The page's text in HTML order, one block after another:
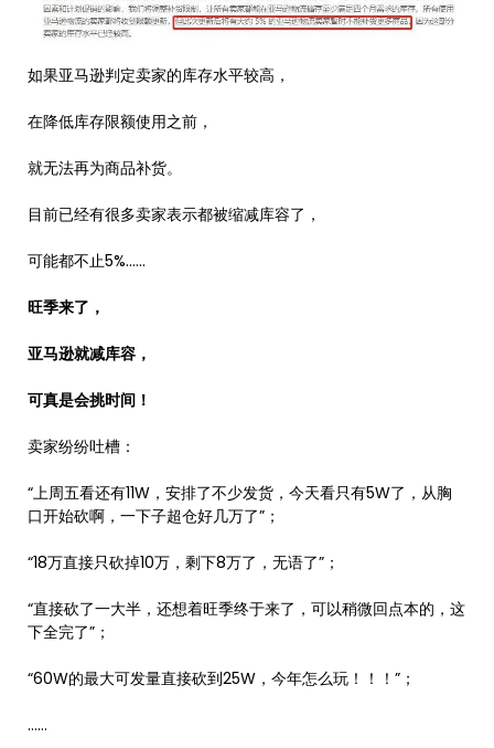
如果亚马逊判定卖家的库存水平较高，
在降低库存限额使用之前，
就无法再为商品补货。
目前已经有很多卖家表示都被缩减库容了，
可能都不止5%……
旺季来了，
亚马逊就减库容，
可真是会挑时间！
卖家纷纷吐槽：
“上周五看还有11W，安排了不少发货，今天看只有5W了，从胸
口开始砍啊，一下子超仓好几万了”；
“18万直接只砍掉10万，剩下8万了，无语了”；
“直接砍了一大半，还想着旺季终于来了，可以稍微回点本的，这
下全完了”；
“60W的最大可发量直接砍到25W，今年怎么玩！！！”；
……